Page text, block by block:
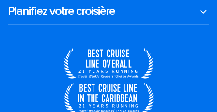
Planifiez votre croisière